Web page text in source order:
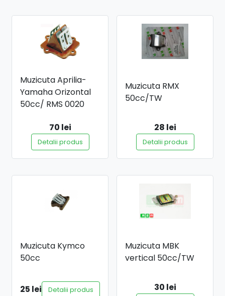
Muzicuta Aprilia-
Yamaha Orizontal
50cc/ RMS 0020
70 lei
Detalii produs
Muzicuta RMX
50cc/TW
28 lei
Detalii produs
Muzicuta Kymco
50cc
25 lei Detalii produs
Muzicuta MBK
vertical 50cc/TW
30 lei